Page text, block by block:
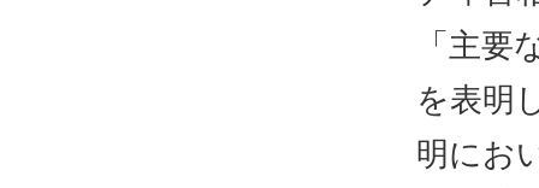
「主
を表明
明にお